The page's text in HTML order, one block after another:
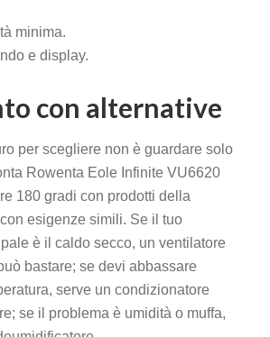
minima.
e display.
con alternative
per scegliere non è guardare solo
Rowenta Eole Infinite VU6620
180 gradi con prodotti della
esigenze simili. Se il tuo
è il caldo secco, un ventilatore
bastare; se devi abbassare
serve un condizionatore
se il problema è umidità o muffa,